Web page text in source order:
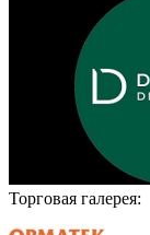
Торговая галерея: